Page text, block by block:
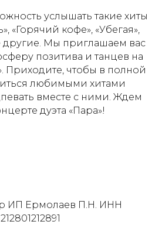
услышать такие хиты
«Горячий кофе», «Убегая»,
другие. Мы приглашаем вас
позитива и танцев на
Приходите, чтобы в полной
любимыми хитами
вместе с ними. Ждем
дуэта «Пара»!
ИП Ермолаев П.Н. ИНН
212801212891